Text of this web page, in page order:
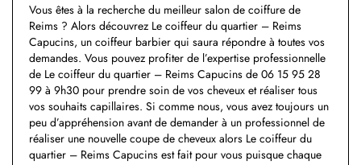
Vous êtes à la recherche du meilleur salon de coiffure de
Reims ? Alors découvrez Le coiffeur du quartier – Reims
Capucins, un coiffeur barbier qui saura répondre à toutes vos
demandes. Vous pouvez profiter de l’expertise professionnelle
de Le coiffeur du quartier – Reims Capucins de 06 15 95 28
99 à 9h30 pour prendre soin de vos cheveux et réaliser tous
vos souhaits capillaires. Si comme nous, vous avez toujours un
peu d’appréhension avant de demander à un professionnel de
réaliser une nouvelle coupe de cheveux alors Le coiffeur du
quartier – Reims Capucins est fait pour vous puisque chaque